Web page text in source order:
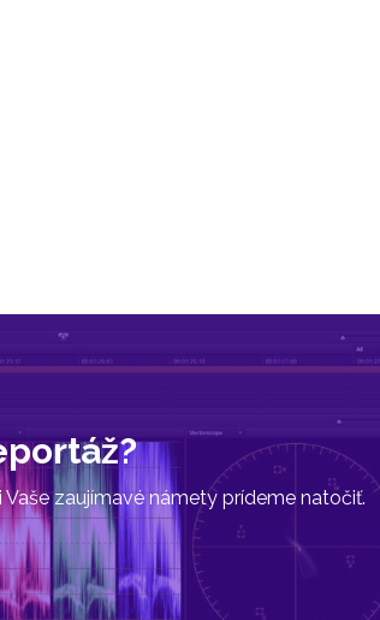
zaujímavé námety prídeme natočiť.